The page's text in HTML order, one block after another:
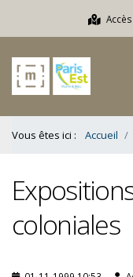
Accès
Vous êtes ici : Accueil
coloniales